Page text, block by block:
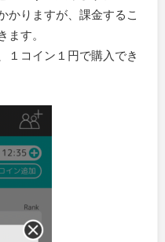
かりますが、課金するこ
す。
１コイン１円で購入でき